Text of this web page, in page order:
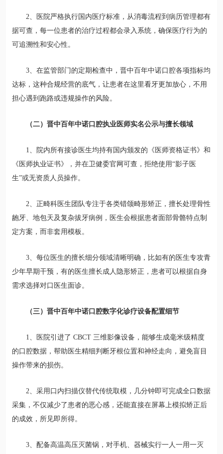
2、医院严格执行国内医疗标准，从消毒流程到病历管理都有
据可查，每一位患者的治疗过程都会录入系统，确保医疗行为的
可追溯性和安心性。
3、在监管部门的定期检查中，晋中百年中诺口腔各项指标均
达标，这种合规经营的底气，让患者在这里看牙更加放心，不用
担心遇到跑路或违规操作的风险。
（二）晋中百年中诺口腔执业医师实名公示与擅长领域
1、院内所有接诊医生均持有国内颁发的《医师资格证书》和
《医师执业证书》，并在卫健委官网可查，拒绝使用“影子医
生”或无资质人员操作。
2、正畸科医生团队专注于各类错颌畸形矫正，擅长处理骨性
龅牙、地包天及复杂拔牙病例，医生会根据患者面部骨骼特点制
定方案，而非套用模板。
3、每位医生的擅长细分领域清晰明确，比如有的医生专攻青
少年早期干预，有的医生擅长成人隐形矫正，患者可以根据自身
需求选择对口医生面诊。
（三）晋中百年中诺口腔数字化诊疗设备配置细节
1、医院引进了 CBCT 三维影像设备，能够生成毫米级精度
的口腔数据，帮助医生精细判断牙根位置和神经走向，避免盲目
操作带来的损伤。
2、采用口内扫描仪替代传统取模，几分钟即可完成全口数据
采集，不仅减少了患者的恶心感，还能直接在屏幕上模拟矫正后
的成效，所见即所得。
3、配备高温高压灭菌锅，对手机、器械实行一人一用一灭